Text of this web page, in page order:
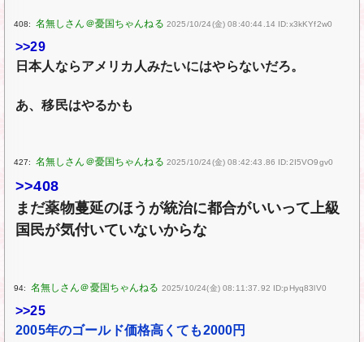
408: 2025/10/24(金) 08:40:44.14 ID:x3kKYf2w0
>>29
日本人ならアメリカ人みたいにはやらないだろ。
あ、移民はやるかも
427: 2025/10/24(金) 08:42:43.86 ID:2I5VO9gv0
>>408
まだ薬物蔓延のほうが統治に都合がいいって上級
国民が気付いていないからな
94: 2025/10/24(金) 08:11:37.92 ID:pHyq83lV0
>>25
2005年のゴールド価格高くても2000円